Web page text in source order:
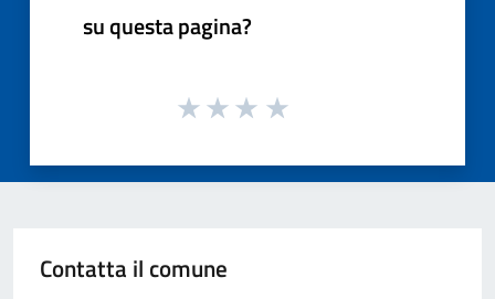
su questa pagina?
Contatta il comune